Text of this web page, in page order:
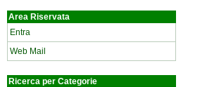
Area Riservata
Entra
Web Mail
Ricerca per Categorie